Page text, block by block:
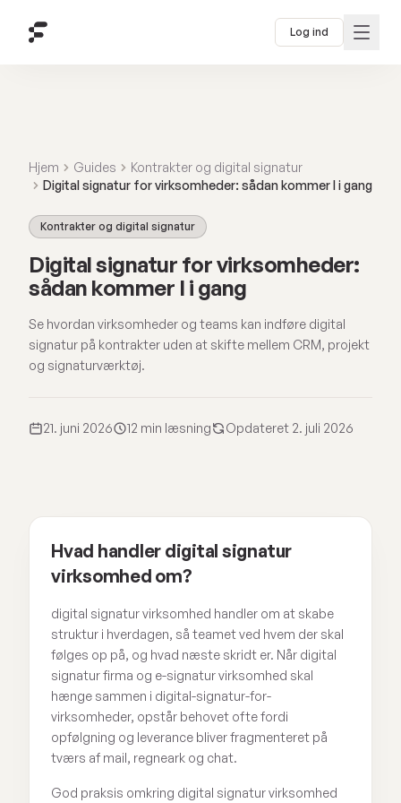
Hjem Guides
Kontrakter og digital signatur
Digital signatur for virksomheder: sådan kommer I i gang
Kontrakter og digital signatur
Digital signatur for virksomheder:
sådan kommer I i gang
Se hvordan virksomheder og teams kan indføre digital
signatur på kontrakter uden at skifte mellem CRM, projekt
og signaturværktøj.
21. juni 2026 12 min læsning Opdateret 2. juli 2026
Hvad handler digital signatur
virksomhed om?
digital signatur virksomhed handler om at skabe
struktur i hverdagen, så teamet ved hvem der skal
følges op på, og hvad næste skridt er. Når digital
signatur firma og e-signatur virksomhed skal
hænge sammen i digital-signatur-for-
virksomheder, opstår behovet ofte fordi
opfølgning og leverance bliver fragmenteret på
tværs af mail, regneark og chat.
God praksis omkring digital signatur virksomhed
Log ind